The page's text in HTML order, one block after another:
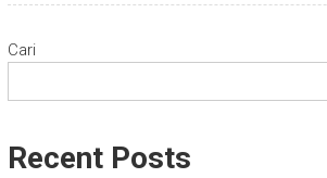
Cari
Recent Posts